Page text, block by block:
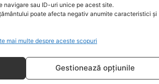
navigare sau ID-uri unice pe acest site.
poate afecta negativ anumite caracteristici și
mai multe despre aceste scopuri
Gestionează opțiunile
din funcțiile de secretar
asupra directorului
Neamț, numit temporar.